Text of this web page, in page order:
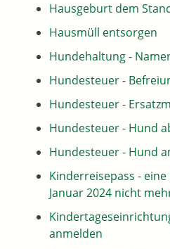
Hausgeburt dem
Hausmüll entsorgen
Hundehaltung -
Hundesteuer -
Hundesteuer -
Hundesteuer - Hund
Hundesteuer - Hund
Kinderreisepass -
Januar 2024 nicht
anmelden